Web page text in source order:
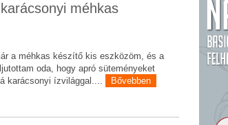
méhkas
a méhkas készítő kis eszközöm, és a
oda, hogy apró süteményeket
karácsonyi ízvilággal....
Bővebben